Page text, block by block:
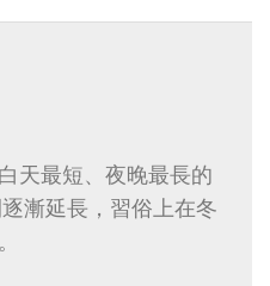
不下、便不通」，需
天最短、夜晚最長的
漸延長，習俗上在冬